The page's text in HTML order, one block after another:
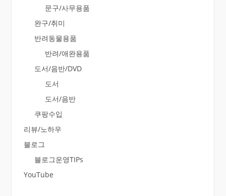
문구/사무용품
완구/취미
반려동물용품
반려/애완용품
도서/음반/DVD
도서
도서/음반
쿠팡수입
리뷰/노하우
블로그
블로그운영TIPs
YouTube